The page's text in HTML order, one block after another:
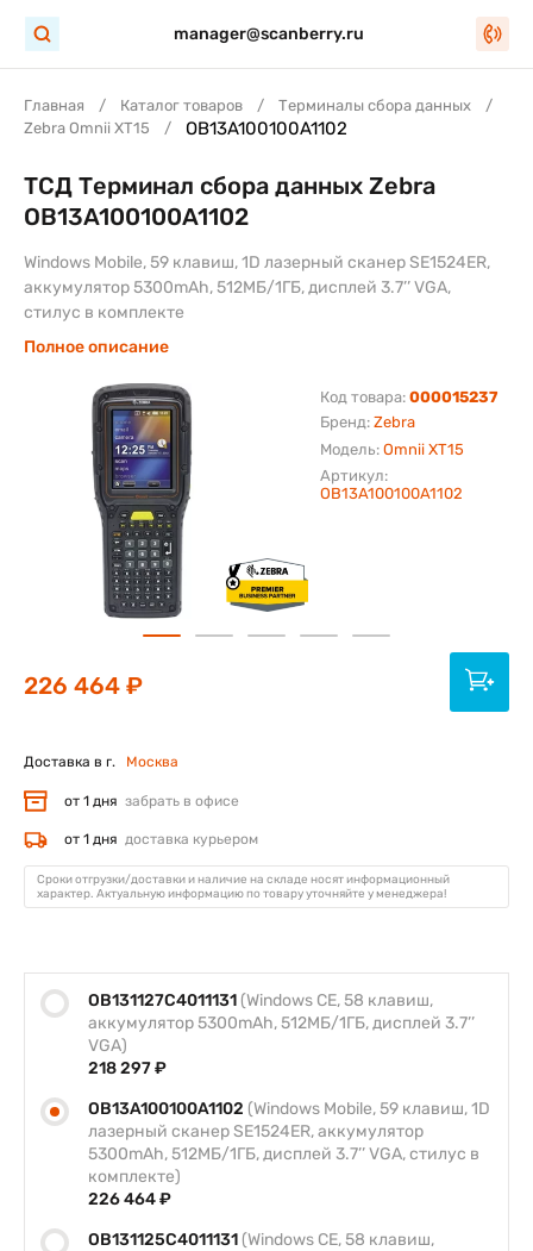
manager@scanberry.ru
Главная Каталог товаров
Терминалы сбора данных
Zebra Omnii XT15
OB13A100100A1102
Бренд: Zebra
Модель: Omnii XT15
Код товара: 000015237
Артикул:
OB13A100100A1102
ТСД Терминал сбора данных Zebra
OB13A100100A1102
Windows Mobile, 59 клавиш, 1D лазерный сканер SE1524ER,
аккумулятор 5300mAh, 512МБ/1ГБ, дисплей 3.7’’ VGA,
стилус в комплекте
Полное описание
OB131127C4011131 (Windows CE, 58 клавиш,
аккумулятор 5300mAh, 512МБ/1ГБ, дисплей 3.7’’
VGA)
218 297 ₽
OB13A100100A1102 (Windows Mobile, 59 клавиш, 1D
лазерный сканер SE1524ER, аккумулятор
5300mAh, 512МБ/1ГБ, дисплей 3.7’’ VGA, стилус в
комплекте)
226 464 ₽
OB131125C4011131 (Windows CE, 58 клавиш,
226 464 ₽
Доставка в г. Москва
от 1 дня забрать в офисе
от 1 дня доставка курьером
Сроки отгрузки/доставки и наличие на складе носят информационный
характер. Актуальную информацию по товару уточняйте у менеджера!